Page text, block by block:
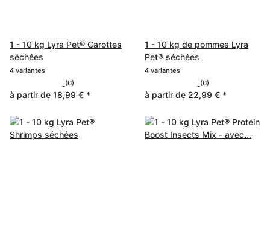
1 - 10 kg Lyra Pet® Carottes
séchées
4 variantes
(0)
à partir de 18,99 € *
1 - 10 kg de pommes Lyra
Pet® séchées
4 variantes
(0)
à partir de 22,99 € *